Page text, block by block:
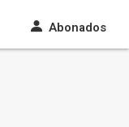
Abonados